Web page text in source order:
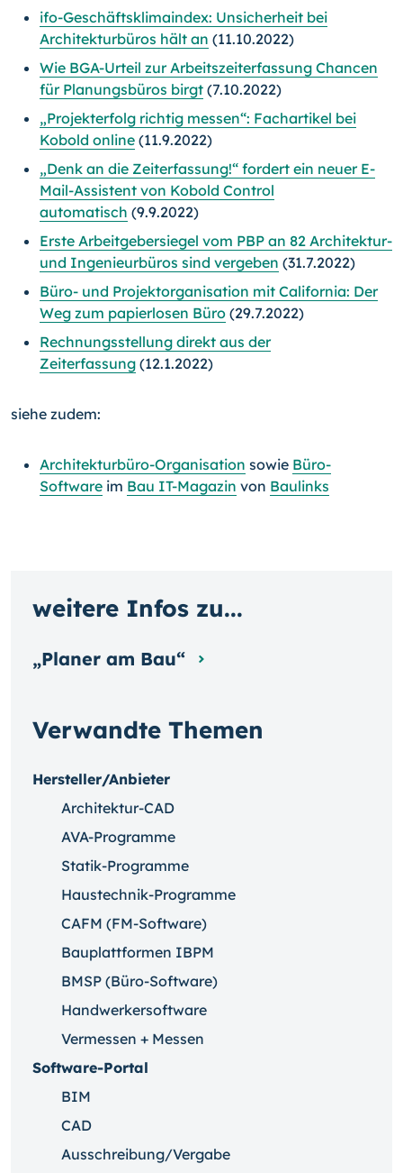
ifo-Geschäftsklimaindex: Unsicherheit bei
Architekturbüros hält an (11.10.2022)
Wie BGA-Urteil zur Arbeitszeiterfassung Chancen
für Planungsbüros birgt (7.10.2022)
„Projekterfolg richtig messen“: Fachartikel bei
Kobold online (11.9.2022)
„Denk an die Zeiterfassung!“ fordert ein neuer E-
Mail-Assistent von Kobold Control
automatisch (9.9.2022)
Erste Arbeitgebersiegel vom PBP an 82 Architektur-
und Ingenieurbüros sind vergeben (31.7.2022)
Büro- und Projektorganisation mit California: Der
Weg zum papierlosen Büro (29.7.2022)
Rechnungsstellung direkt aus der
Zeiterfassung (12.1.2022)
siehe zudem:
Architekturbüro-Organisation sowie Büro-
Software im Bau IT-Magazin von Baulinks
Verwandte Themen
Hersteller/Anbieter
Architektur-CAD
AVA-Programme
Statik-Programme
Haustechnik-Programme
CAFM (FM-Software)
Bauplattformen IBPM
BMSP (Büro-Software)
Handwerkersoftware
Vermessen + Messen
Software-Portal
BIM
CAD
Ausschreibung/Vergabe
weitere Infos zu...
„Planer am Bau“